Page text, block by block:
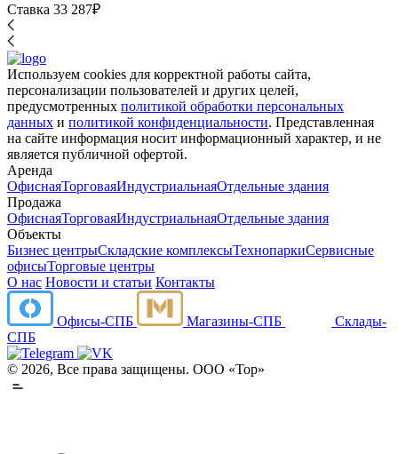
Ставка 33 287₽
Используем cookies для корректной работы сайта,
персонализации пользователей и других целей,
предусмотренных политикой обработки персональных
данных и политикой конфиденциальности. Представленная
на сайте информация носит информационный характер, и не
является публичной офертой.
Аренда
ОфиснаяТорговаяИндустриальнаяОтдельные здания
Продажа
ОфиснаяТорговаяИндустриальнаяОтдельные здания
Объекты
Бизнес центрыСкладские комплексыТехнопаркиСервисные
офисыТорговые центры
О нас Новости и статьи Контакты
Офисы-СПБ Магазины-СПБ
Склады-
СПБ
© 2026, Все права защищены. ООО «Тор»